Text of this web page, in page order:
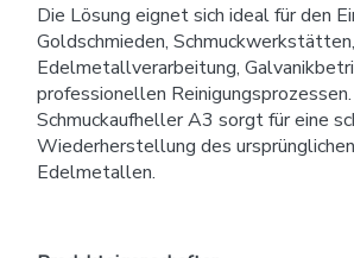
Die Lösung eignet sich ideal für den
Goldschmieden, Schmuckwerkstätten,
Edelmetallverarbeitung,
professionellen Reinigungsprozessen.
Schmuckaufheller A3 sorgt für eine
Wiederherstellung des
Edelmetallen.